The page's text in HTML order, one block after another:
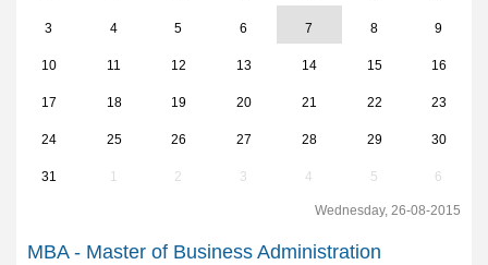
3 4 5 6 7 8 9
10 11 12 13 14 15 16
17 18 19 20 21 22 23
24 25 26 27 28 29 30
31 1 2 3 4 5 6
Wednesday, 26-08-2015
MBA - Master of Business Administration